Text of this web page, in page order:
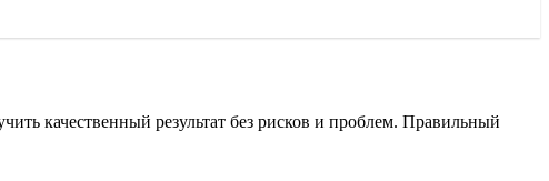
качественный результат без рисков и проблем. Правильный